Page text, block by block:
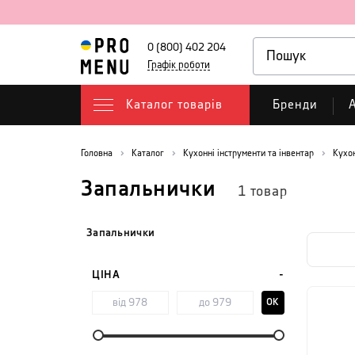
0 (800) 402 204
Графік роботи
Каталог товарів Бренди
Головна Каталог Кухонні інструменти та інвентар
Запальнички 1 товар
Запальнички
ЦІНА
OK